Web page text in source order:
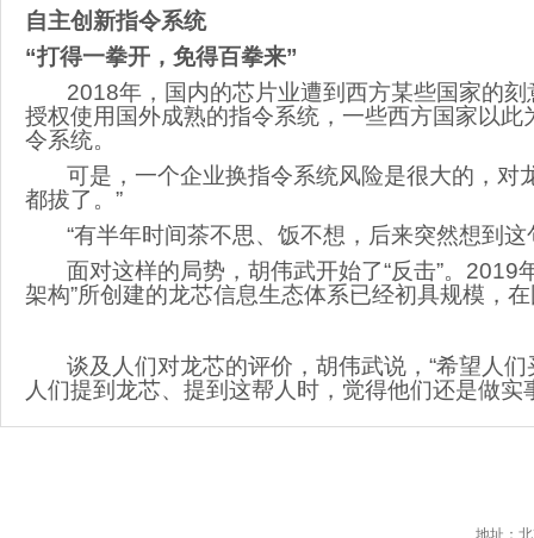
自主创新指令系统
“打得一拳开，免得百拳来”
2018年，国内的芯片业遭到西方某些国家的刻
授权使用国外成熟的指令系统，一些西方国家以
令系统。
可是，一个企业换指令系统风险是很大的，对
都拔了。”
“有半年时间茶不思、饭不想，后来突然想到这
面对这样的局势，胡伟武开始了“反击”。2019
架构”所创建的龙芯信息生态体系已经初具规模，
谈及人们对龙芯的评价，胡伟武说，“希望人们
人们提到龙芯、提到这帮人时，觉得他们还是做实